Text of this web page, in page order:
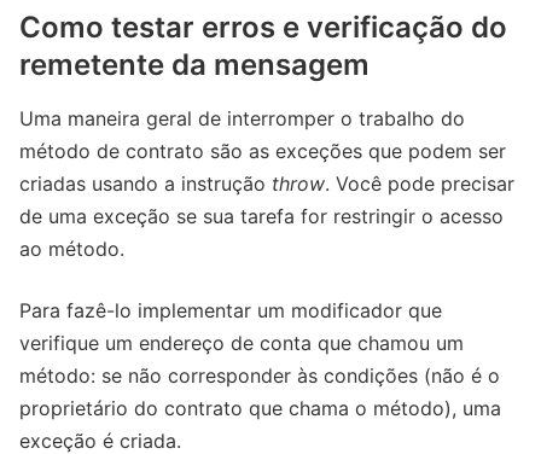
Como testar erros e verificação do
remetente da mensagem
Uma maneira geral de interromper o trabalho do
método de contrato são as exceções que podem ser
criadas usando a instrução throw. Você pode precisar
de uma exceção se sua tarefa for restringir o acesso
ao método.
Para fazê-lo implementar um modificador que
verifique um endereço de conta que chamou um
método: se não corresponder às condições (não é o
proprietário do contrato que chama o método), uma
exceção é criada.